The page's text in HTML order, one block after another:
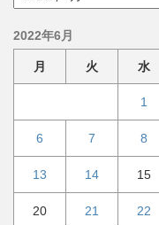
ー
イ
2022年6月
月 火 水
1
6 7 8
13 14 15
20 21 22